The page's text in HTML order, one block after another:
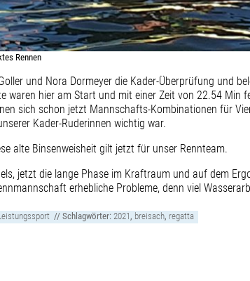
Rennen
und Nora Dormeyer die Kader-Überprüfung und
waren hier am Start und mit einer Zeit von 22.54 Min
sich schon jetzt Mannschafts-Kombinationen für
Kader-Ruderinnen wichtig war.
alte Binsenweisheit gilt jetzt für unser Rennteam.
jetzt die lange Phase im Kraftraum und auf dem
erhebliche Probleme, denn viel
// Schlagwörter:2021 , breisach, regatta